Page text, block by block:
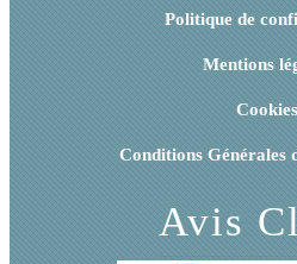
Politique de
Mentions
Cookies
Conditions Générales
Avis